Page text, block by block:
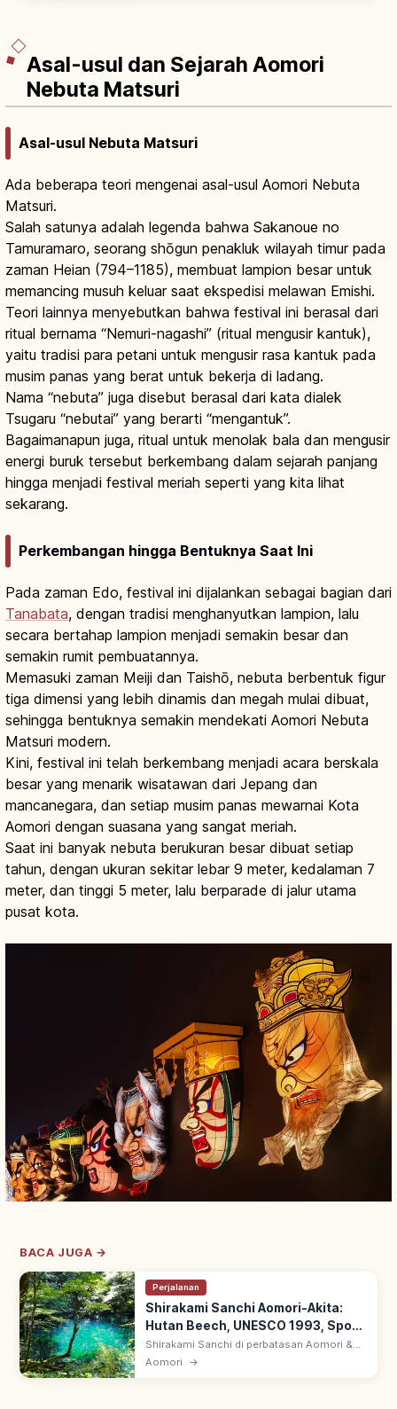
Asal-usul dan Sejarah Aomori
Nebuta Matsuri
Asal-usul Nebuta Matsuri
Ada beberapa teori mengenai asal-usul Aomori Nebuta
Matsuri.
Salah satunya adalah legenda bahwa Sakanoue no
Tamuramaro, seorang shōgun penakluk wilayah timur pada
zaman Heian (794–1185), membuat lampion besar untuk
memancing musuh keluar saat ekspedisi melawan Emishi.
Teori lainnya menyebutkan bahwa festival ini berasal dari
ritual bernama “Nemuri-nagashi” (ritual mengusir kantuk),
yaitu tradisi para petani untuk mengusir rasa kantuk pada
musim panas yang berat untuk bekerja di ladang.
Nama “nebuta” juga disebut berasal dari kata dialek
Tsugaru “nebutai” yang berarti “mengantuk”.
Bagaimanapun juga, ritual untuk menolak bala dan mengusir
energi buruk tersebut berkembang dalam sejarah panjang
hingga menjadi festival meriah seperti yang kita lihat
sekarang.
Perkembangan hingga Bentuknya Saat Ini
Pada zaman Edo, festival ini dijalankan sebagai bagian dari
Tanabata, dengan tradisi menghanyutkan lampion, lalu
secara bertahap lampion menjadi semakin besar dan
semakin rumit pembuatannya.
Memasuki zaman Meiji dan Taishō, nebuta berbentuk figur
tiga dimensi yang lebih dinamis dan megah mulai dibuat,
sehingga bentuknya semakin mendekati Aomori Nebuta
Matsuri modern.
Kini, festival ini telah berkembang menjadi acara berskala
besar yang menarik wisatawan dari Jepang dan
mancanegara, dan setiap musim panas mewarnai Kota
Aomori dengan suasana yang sangat meriah.
Saat ini banyak nebuta berukuran besar dibuat setiap
tahun, dengan ukuran sekitar lebar 9 meter, kedalaman 7
meter, dan tinggi 5 meter, lalu berparade di jalur utama
pusat kota.
BACA JUGA →
Perjalanan
Shirakami Sanchi Aomori-Akita:
Hutan Beech, UNESCO 1993, Spot
Utama
Shirakami Sanchi di perbatasan Aomori &
Akita: ~1.300 km² hutan beech perawan.
Aomori →